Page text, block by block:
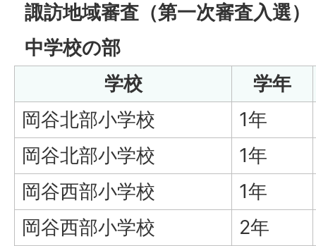
諏訪地域審査（第一次審査入選）
中学校の部
学校
学年
岡谷北部小学校
1年
岡谷北部小学校
1年
岡谷西部小学校
1年
岡谷西部小学校
2年